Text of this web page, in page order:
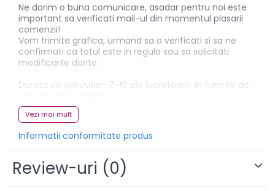
Ne dorim o buna comunicare, asadar pentru noi este
important sa verificati mail-ul din momentul plasarii
comenzii!
Vom trimite grafica, urmand sa o verificati si sa ne
confirmati ca totul este in regula sau sa solicitati
modificarile dorite.
Durata de executie- 7-10 zile lucratoare, in functie de
Contact: Whatsapp - 0799 880 799
Vezi mai mult
Informatii conformitate produs
Review-uri (0)